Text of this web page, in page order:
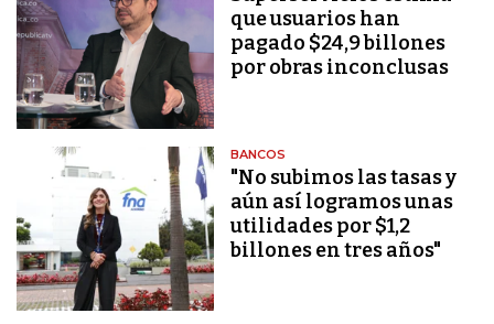
que usuarios han
pagado $24,9 billones
por obras inconclusas
BANCOS
"No subimos las tasas y
aún así logramos unas
utilidades por $1,2
billones en tres años"